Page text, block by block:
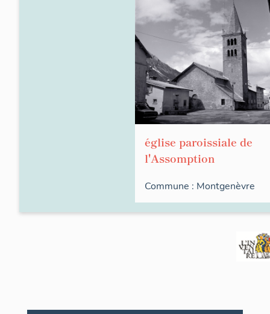
église paroissiale de
l'Assomption
Commune : Montgenèvre